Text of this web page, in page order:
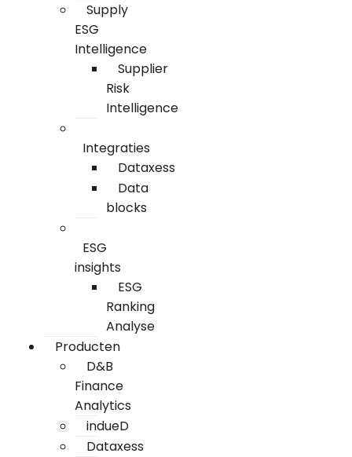
Supply
ESG
Intelligence
Supplier
Risk
Intelligence
Integraties
Dataxess
Data
blocks
ESG
insights
ESG
Ranking
Analyse
Producten
D&B
Finance
Analytics
indueD
Dataxess